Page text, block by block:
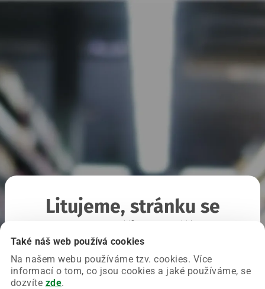
Také náš web používá cookies
Na našem webu používáme tzv. cookies. Více
informací o tom, co jsou cookies a jaké používáme, se
dozvíte zde.
Litujeme, stránku se
Chyba nastala na naší straně a už ji opravujeme.
Zkuste prosím znovu načíst požadovanou stránku.